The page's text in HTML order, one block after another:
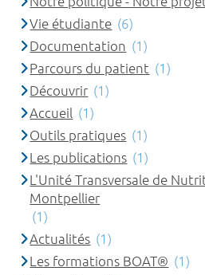
Vie étudiante (6)
Documentation (1)
Parcours du patient (1)
Découvrir (1)
Accueil (1)
Outils pratiques (1)
Les publications (1)
L'Unité Transversale de
Montpellier
(1)
Actualités (1)
Les formations BOAT® (1)